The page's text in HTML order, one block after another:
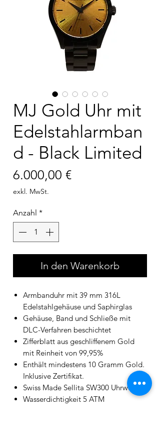
MJ Gold Uhr mit
Edelstahlarmban
d - Black Limited
6.000,00 €Preis
exkl. MwSt.
Anzahl *
In den Warenkorb
Armbanduhr mit 39 mm 316L
Edelstahlgehäuse und Saphirglas
Gehäuse, Band und Schließe mit
DLC-Verfahren beschichtet
Zifferblatt aus geschliffenem Gold
mit Reinheit von 99,95%
Enthält mindestens 10 Gramm Gold.
Inklusive Zertifikat.
Swiss Made Sellita SW300 Uhrwerk
Wasserdichtigkeit 5 ATM